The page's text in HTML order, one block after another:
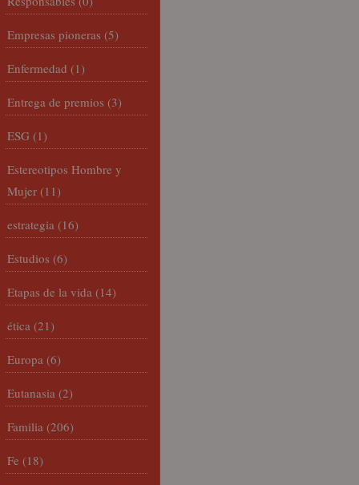
Empresas pioneras (5)
Enfermedad (1)
Entrega de premios (3)
ESG (1)
Estereotipos Hombre y
Mujer (11)
estrategia (16)
Estudios (6)
Etapas de la vida (14)
ética (21)
Europa (6)
Eutanasia (2)
Familia (206)
Fe (18)